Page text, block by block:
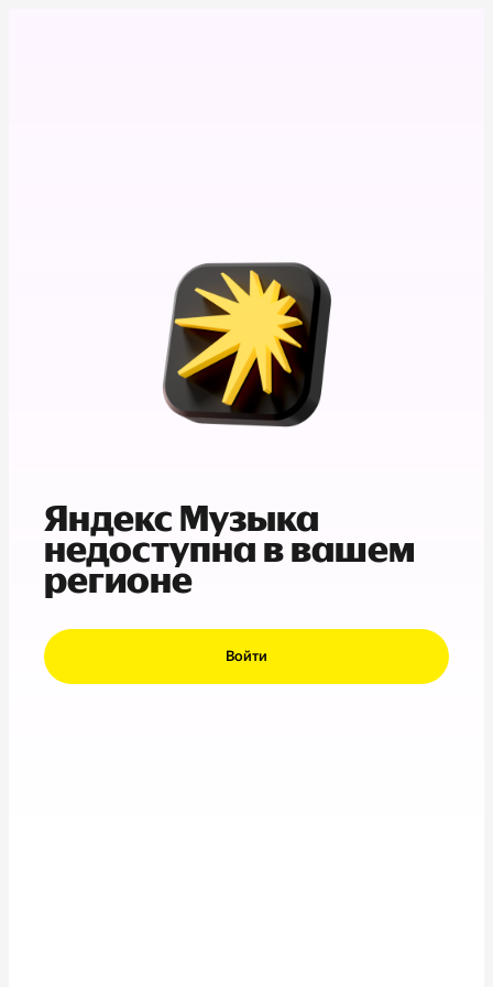
Яндекс Музыка
недоступна в вашем
регионе
Войти